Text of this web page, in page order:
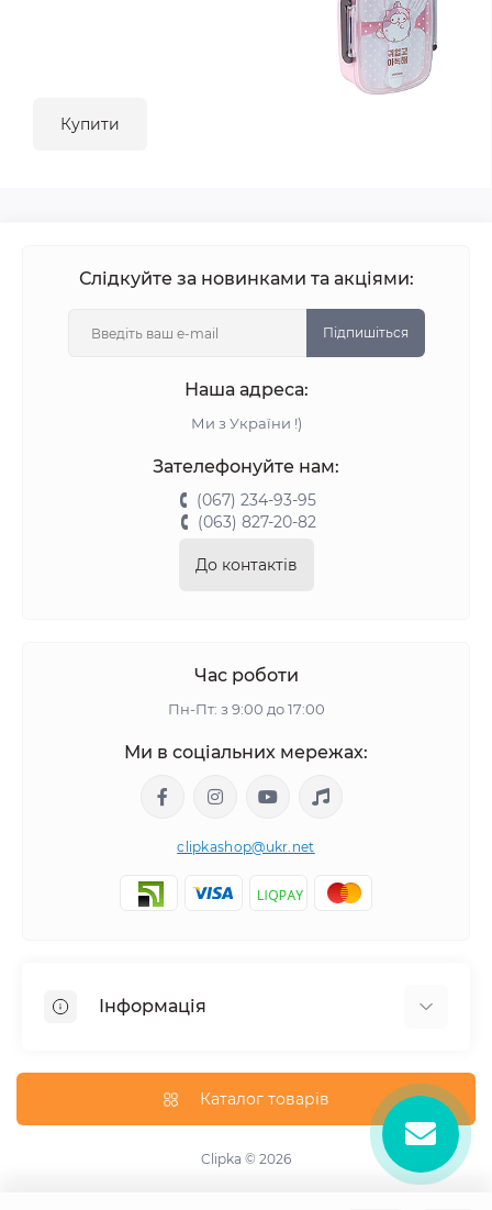
Купити
Слідкуйте за новинками та акціями:
Підпишіться
Наша адреса:
Ми з України !)
Зателефонуйте нам:
(067) 234-93-95
(063) 827-20-82
До контактів
Час роботи
Пн-Пт: з 9:00 до 17:00
Ми в соціальних мережах:
clipkashop@ukr.net
Інформація
Контакти
Каталог товарів
Clipka © 2026